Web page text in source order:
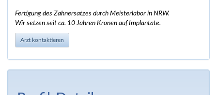
Fertigung des Zahnersatzes durch Meisterlabor in NRW.
Wir setzen seit ca. 10 Jahren Kronen auf Implantate.
Arzt kontaktieren